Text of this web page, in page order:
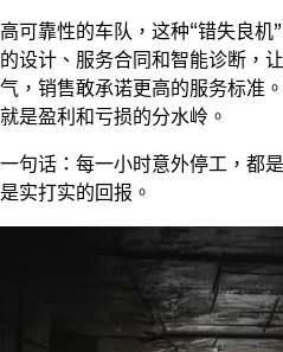
高可靠性的车队，这种“错失良
的设计、服务合同和智能诊断，
气，销售敢承诺更高的服务标准
就是盈利和亏损的分水岭。
一句话：每一小时意外停工，都
是实打实的回报。